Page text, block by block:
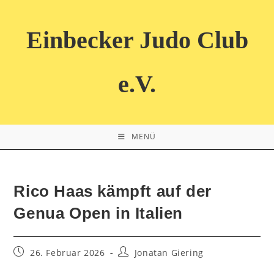
springenEinbecker Judo Club
e.V.
MENÜ
Rico Haas kämpft auf der
Genua Open in Italien
Beitrag26. Februar 2026
Beitrags-
Jonatan Giering